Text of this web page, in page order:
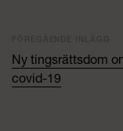
Ny tingsrättsdom
covid-19